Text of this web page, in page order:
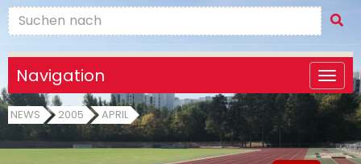
Navigation
NEWS 2005 APRIL